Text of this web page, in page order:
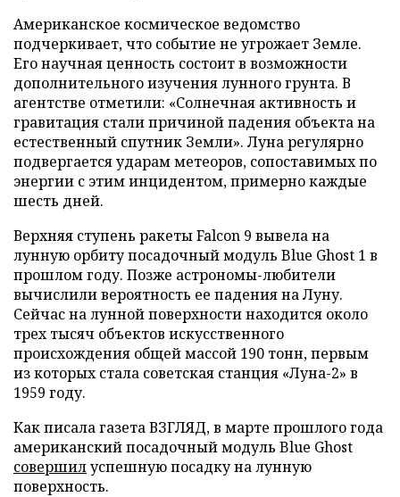
Американское космическое ведомство
подчеркивает, что событие не угрожает Земле.
Его научная ценность состоит в возможности
дополнительного изучения лунного грунта. В
агентстве отметили: «Солнечная активность и
гравитация стали причиной падения объекта на
естественный спутник Земли». Луна регулярно
подвергается ударам метеоров, сопоставимых по
энергии с этим инцидентом, примерно каждые
шесть дней.
Верхняя ступень ракеты Falcon 9 вывела на
лунную орбиту посадочный модуль Blue Ghost 1 в
прошлом году. Позже астрономы-любители
вычислили вероятность ее падения на Луну.
Сейчас на лунной поверхности находится около
трех тысяч объектов искусственного
происхождения общей массой 190 тонн, первым
из которых стала советская станция «Луна-2» в
1959 году.
Как писала газета ВЗГЛЯД, в марте прошлого года
американский посадочный модуль Blue Ghost
совершилуспешную посадку на лунную
поверхность.